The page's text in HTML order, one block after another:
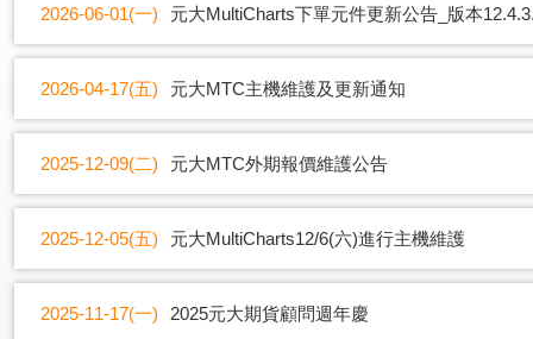
2026-06-01(一) 元大MultiCharts下單元件更新公告_版本
2026-04-17(五) 元大MTC主機維護及更新通知
2025-12-09(二) 元大MTC外期報價維護公告
2025-12-05(五) 元大MultiCharts12/6(六)進行主機維護
2025-11-17(一) 2025元大期貨顧問週年慶